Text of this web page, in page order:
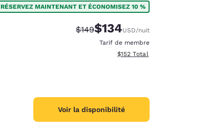
RÉSERVEZ MAINTENANT ET ÉCONOMISEZ 10 %
Tarif barré :
$149Tarif réduit :
$134USD/nuit
Tarif de membre
Afficher les détails totaux
$152 Total
Voir la disponibilité